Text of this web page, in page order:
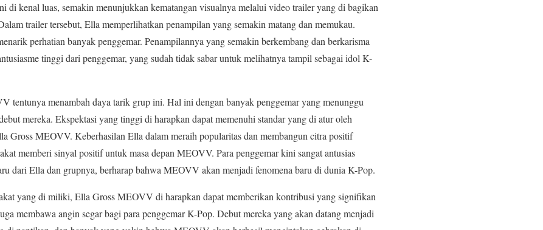
di kenal luas, semakin menunjukkan kematangan visualnya melalui video trailer yang di bagikan
trailer tersebut, Ella memperlihatkan penampilan yang semakin matang dan memukau.
perhatian banyak penggemar. Penampilannya yang semakin berkembang dan berkarisma
tinggi dari penggemar, yang sudah tidak sabar untuk melihatnya tampil sebagai idol K-
tentunya menambah daya tarik grup ini. Hal ini dengan banyak penggemar yang menunggu
mereka. Ekspektasi yang tinggi di harapkan dapat memenuhi standar yang di atur oleh
MEOVV. Keberhasilan Ella dalam meraih popularitas dan membangun citra positif
memberi sinyal positif untuk masa depan MEOVV. Para penggemar kini sangat antusias
dari Ella dan grupnya, berharap bahwa MEOVV akan menjadi fenomena baru di dunia K-Pop.
yang di miliki, Ella Gross MEOVV di harapkan dapat memberikan kontribusi yang signifikan
membawa angin segar bagi para penggemar K-Pop. Debut mereka yang akan datang menjadi